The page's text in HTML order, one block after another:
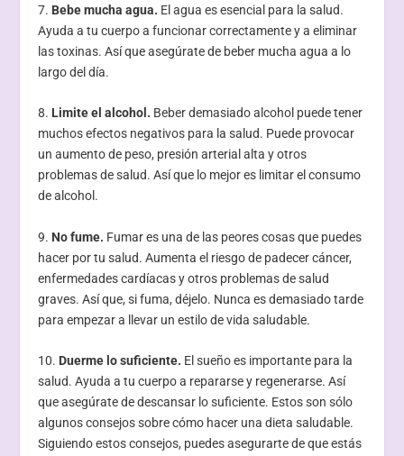
7. Bebe mucha agua. El agua es esencial para la salud.
Ayuda a tu cuerpo a funcionar correctamente y a eliminar
las toxinas. Así que asegúrate de beber mucha agua a lo
largo del día.
8. Limite el alcohol. Beber demasiado alcohol puede tener
muchos efectos negativos para la salud. Puede provocar
un aumento de peso, presión arterial alta y otros
problemas de salud. Así que lo mejor es limitar el consumo
de alcohol.
9. No fume. Fumar es una de las peores cosas que puedes
hacer por tu salud. Aumenta el riesgo de padecer cáncer,
enfermedades cardíacas y otros problemas de salud
graves. Así que, si fuma, déjelo. Nunca es demasiado tarde
para empezar a llevar un estilo de vida saludable.
10. Duerme lo suficiente. El sueño es importante para la
salud. Ayuda a tu cuerpo a repararse y regenerarse. Así
que asegúrate de descansar lo suficiente. Estos son sólo
algunos consejos sobre cómo hacer una dieta saludable.
Siguiendo estos consejos, puedes asegurarte de que estás